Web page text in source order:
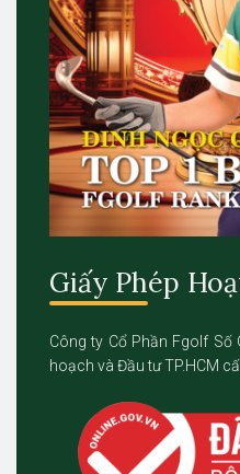
Giấy Phép
Công ty Cổ Phần Fgolf Số
hoạch và Đầu tư TP.HCM